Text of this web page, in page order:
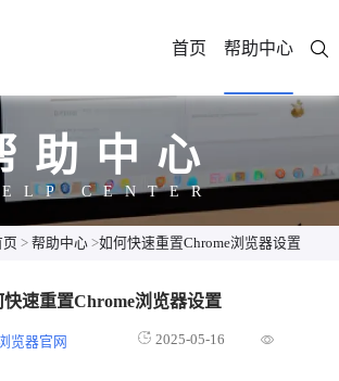
首页 帮助中心
助中心
CENTER
> 帮助中心 >如何快速重置Chrome浏览器设置
快速重置Chrome浏览器设置
览器官网 2025-05-16